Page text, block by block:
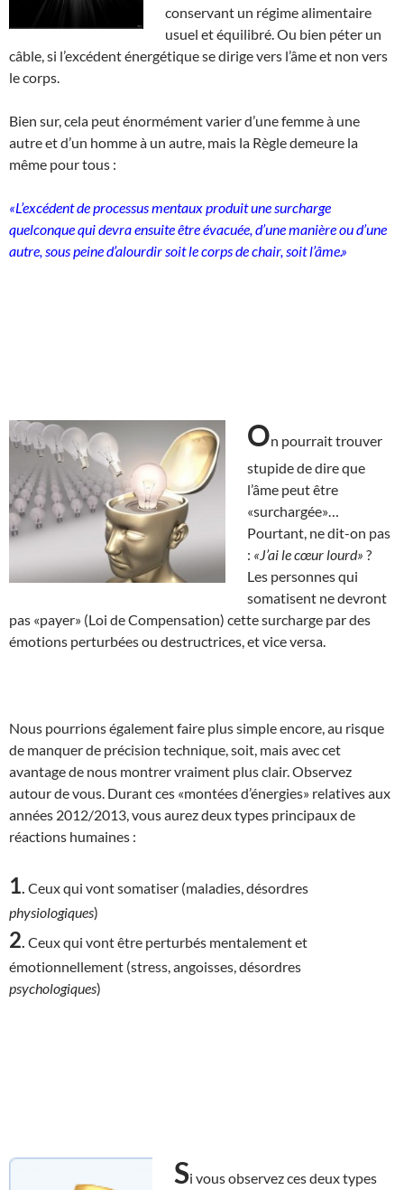
conservant un régime alimentaire
usuel et équilibré. Ou bien péter un
câble, si l’excédent énergétique se dirige vers l’âme et non vers
le corps.
Bien sur, cela peut énormément varier d’une femme à une
autre et d’un homme à un autre, mais la Règle demeure la
même pour tous :
«L’excédent de processus mentaux produit une surcharge
quelconque qui devra ensuite être évacuée, d’une manière ou d’une
autre, sous peine d’alourdir soit le corps de chair, soit l’âme.»
On pourrait trouver
stupide de dire que
l’âme peut être
«surchargée»…
Pourtant, ne dit-on pas
: «J’ai le cœur lourd» ?
Les personnes qui
somatisent ne devront
pas «payer» (Loi de Compensation) cette surcharge par des
émotions perturbées ou destructrices, et vice versa.
Nous pourrions également faire plus simple encore, au risque
de manquer de précision technique, soit, mais avec cet
avantage de nous montrer vraiment plus clair. Observez
autour de vous. Durant ces «montées d’énergies» relatives aux
années 2012/2013, vous aurez deux types principaux de
réactions humaines :
1 Ceux qui vont somatiser (maladies, désordres
physiologiques)
2 Ceux qui vont être perturbés mentalement et
émotionnellement (stress, angoisses, désordres
psychologiques)
Si vous observez ces deux types